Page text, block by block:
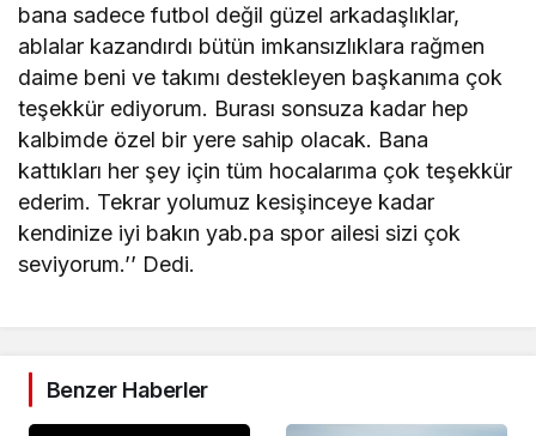
bana sadece futbol değil güzel arkadaşlıklar,
ablalar kazandırdı bütün imkansızlıklara rağmen
daime beni ve takımı destekleyen başkanıma çok
teşekkür ediyorum. Burası sonsuza kadar hep
kalbimde özel bir yere sahip olacak. Bana
kattıkları her şey için tüm hocalarıma çok teşekkür
ederim. Tekrar yolumuz kesişinceye kadar
kendinize iyi bakın yab.pa spor ailesi sizi çok
seviyorum.’’ Dedi.
Benzer Haberler